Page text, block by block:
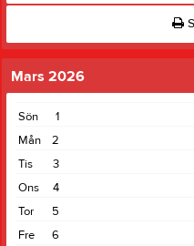
Mars 2026
1
Sön
2
Mån
3
Tis
4
Ons
5
Tor
6
Fre